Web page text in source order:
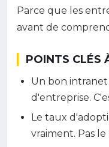
Parce que les
avant de
POINTS CLÉS
Un bon intranet
d'entreprise.
Le taux
vraiment. Pas